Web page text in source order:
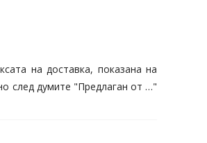
на доставка, показана на
след думите "Предлаган от …"